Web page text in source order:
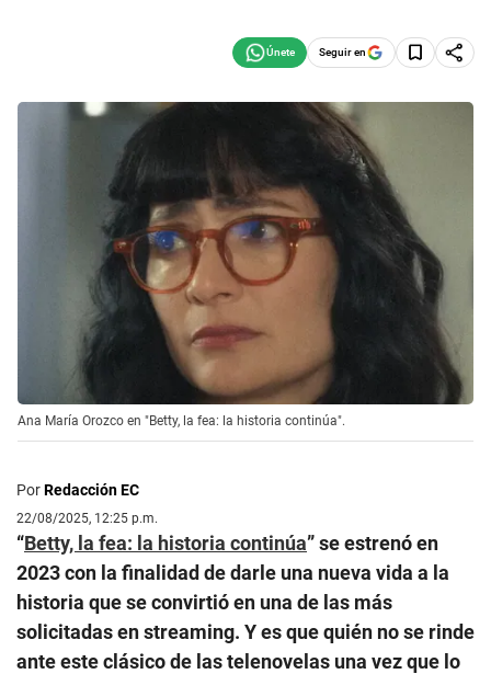
Seguir en
Ana María Orozco en "Betty, la fea: la historia continúa".
PorRedacción EC
22/08/2025, 12:25 p.m.
“Betty, la fea: la historia continúa” se estrenó en
2023 con la finalidad de darle una nueva vida a la
historia que se convirtió en una de las más
solicitadas en streaming. Y es que quién no se rinde
ante este clásico de las telenovelas una vez que lo